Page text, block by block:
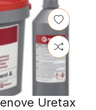
Uretax